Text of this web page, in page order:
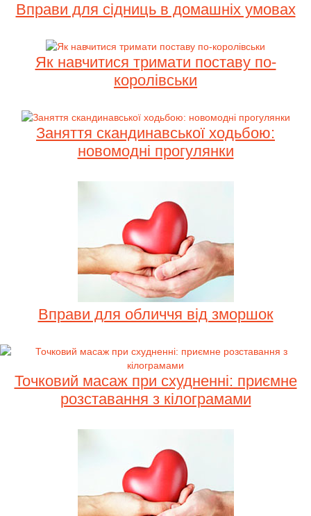
Вправи для сідниць в домашніх умовах
Як навчитися тримати поставу по-
королівськи
Заняття скандинавської ходьбою:
новомодні прогулянки
Вправи для обличчя від зморшок
Точковий масаж при схудненні: приємне
розставання з кілограмами